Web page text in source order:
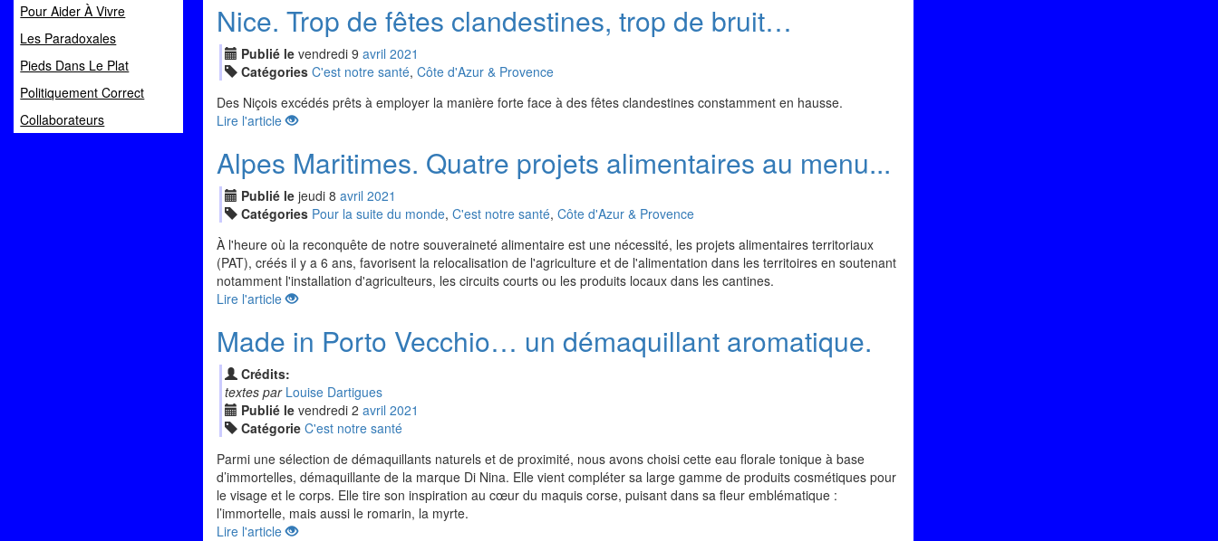
Pour Aider À Vivre
Les Paradoxales
Pieds Dans Le Plat
Politiquement Correct
Collaborateurs
Nice. Trop de fêtes clandestines, trop de bruit…
Publié le vendredi 9 avril 2021
Catégories C'est notre santé, Côte d'Azur & Provence
Des Niçois excédés prêts à employer la manière forte face à des fêtes clandestines constamment en hausse.
Lire l'article
Alpes Maritimes. Quatre projets alimentaires au menu...
Publié le jeudi 8 avril 2021
Catégories Pour la suite du monde, C'est notre santé, Côte d'Azur & Provence
À l'heure où la reconquête de notre souveraineté alimentaire est une nécessité, les projets alimentaires territoriaux
(PAT), créés il y a 6 ans, favorisent la relocalisation de l'agriculture et de l'alimentation dans les territoires en soutenant
notamment l'installation d'agriculteurs, les circuits courts ou les produits locaux dans les cantines.
Lire l'article
Made in Porto Vecchio… un démaquillant aromatique.
Crédits:
textes par Louise Dartigues
Publié le vendredi 2 avril 2021
Catégorie C'est notre santé
Parmi une sélection de démaquillants naturels et de proximité, nous avons choisi cette eau florale tonique à base
d’immortelles, démaquillante de la marque Di Nina. Elle vient compléter sa large gamme de produits cosmétiques pour
le visage et le corps. Elle tire son inspiration au cœur du maquis corse, puisant dans sa fleur emblématique :
l’immortelle, mais aussi le romarin, la myrte.
Lire l'article